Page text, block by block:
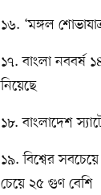
১৬. ‘মঙ্গল
১৭. বাংলা নববর্ষ
নিয়েছে
১৮. বাংলাদেশ
১৯. বিশ্বের
চেয়ে ২৫ গুণ বেশি